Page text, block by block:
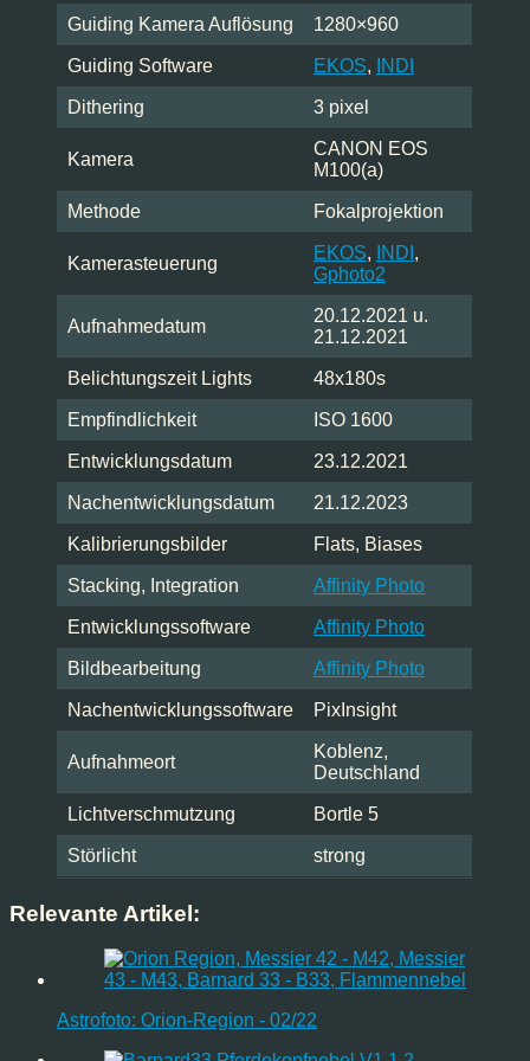
Guiding Kamera Auflösung 1280×960
Guiding Software EKOS, INDI
Dithering 3 pixel
Kamera
CANON EOS
M100(a)
Methode Fokalprojektion
Kamerasteuerung
EKOS, INDI ,
Gphoto2
Aufnahmedatum
20.12.2021 u.
21.12.2021
Belichtungszeit Lights 48x180s
Empfindlichkeit ISO 1600
Entwicklungsdatum 23.12.2021
Nachentwicklungsdatum 21.12.2023
Kalibrierungsbilder Flats, Biases
Stacking, Integration Affinity Photo
Entwicklungssoftware Affinity Photo
Bildbearbeitung Affinity Photo
Nachentwicklungssoftware PixInsight
Aufnahmeort
Koblenz,
Deutschland
Lichtverschmutzung Bortle 5
Störlicht strong
Relevante Artikel:
Astrofoto: Orion-Region - 02/22